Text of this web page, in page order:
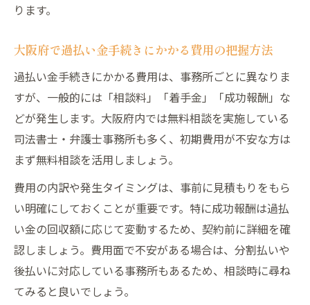
ります。
大阪府で過払い金手続きにかかる費用の把握方法
過払い金手続きにかかる費用は、事務所ごとに異なりま
すが、一般的には「相談料」「着手金」「成功報酬」な
どが発生します。大阪府内では無料相談を実施している
司法書士・弁護士事務所も多く、初期費用が不安な方は
まず無料相談を活用しましょう。
費用の内訳や発生タイミングは、事前に見積もりをもら
い明確にしておくことが重要です。特に成功報酬は過払
い金の回収額に応じて変動するため、契約前に詳細を確
認しましょう。費用面で不安がある場合は、分割払いや
後払いに対応している事務所もあるため、相談時に尋ね
てみると良いでしょう。